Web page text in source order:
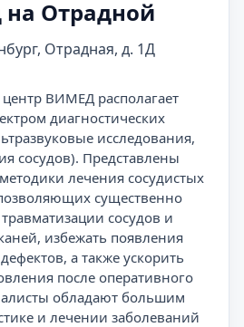
Отрадной
Отрадная, д. 1Д
ВИМЕД располагает
диагностических
исследования,
сосудов). Представлены
лечения сосудистых
существенно
сосудов и
избежать появления
а также ускорить
после оперативного
обладают большим
и лечении заболеваний